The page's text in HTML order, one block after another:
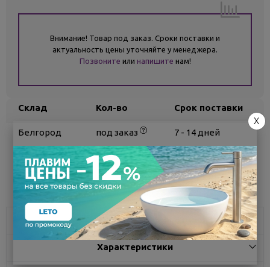
Внимание! Товар под заказ. Сроки поставки и
актуальность цены уточняйте у менеджера.
Позвоните или напишите нам!
Склад Кол-во Срок поставки
Белгород под заказ 7 - 14 дней
Поделиться
Описание
Характеристики
X